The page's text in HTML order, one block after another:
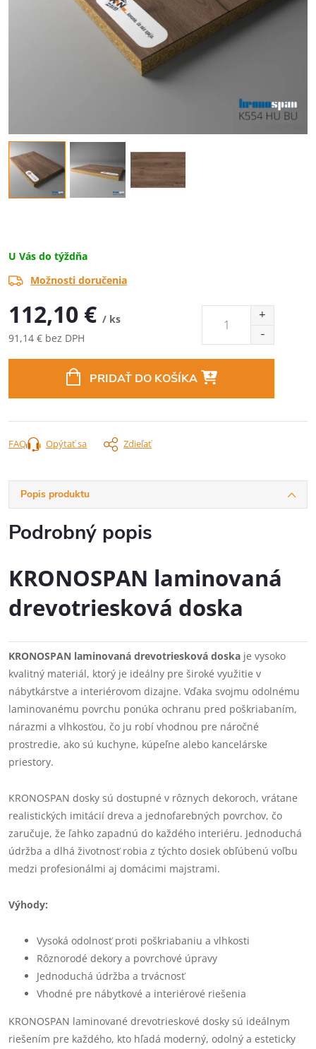
U Vás do týždňa
Možnosti doručenia
112,10 € / ks
91,14 € bez DPH
PRIDAŤ DO KOŠÍKA
Opýtať sa Zdieľať
FAQ
Popis produktu
Podrobný popis
KRONOSPAN laminovaná
drevotriesková doska
KRONOSPAN laminovaná drevotriesková doska je vysoko
kvalitný materiál, ktorý je ideálny pre široké využitie v
nábytkárstve a interiérovom dizajne. Vďaka svojmu odolnému
laminovanému povrchu ponúka ochranu pred poškriabaním,
nárazmi a vlhkosťou, čo ju robí vhodnou pre náročné
prostredie, ako sú kuchyne, kúpeľne alebo kancelárske
priestory.
KRONOSPAN dosky sú dostupné v rôznych dekoroch, vrátane
realistických imitácií dreva a jednofarebných povrchov, čo
zaručuje, že ľahko zapadnú do každého interiéru. Jednoduchá
údržba a dlhá životnosť robia z týchto dosiek obľúbenú voľbu
medzi profesionálmi aj domácimi majstrami.
Výhody:
Vysoká odolnosť proti poškriabaniu a vlhkosti
Rôznorodé dekory a povrchové úpravy
Jednoduchá údržba a trvácnosť
Vhodné pre nábytkové a interiérové riešenia
KRONOSPAN laminované drevotrieskové dosky sú ideálnym
riešením pre každého, kto hľadá moderný, odolný a esteticky